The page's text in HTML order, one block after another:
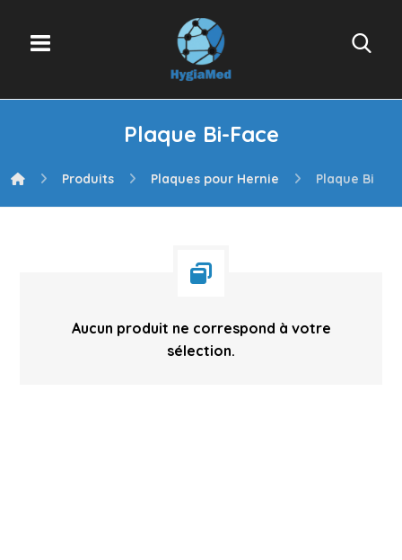
Plaque Bi-Face
Produits Plaques pour Hernie Plaque Bi-
Aucun produit ne correspond à votre
sélection.